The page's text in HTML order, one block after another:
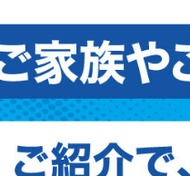
相模原
（相模原市南区）
浦和
（さいたま市浦和区）